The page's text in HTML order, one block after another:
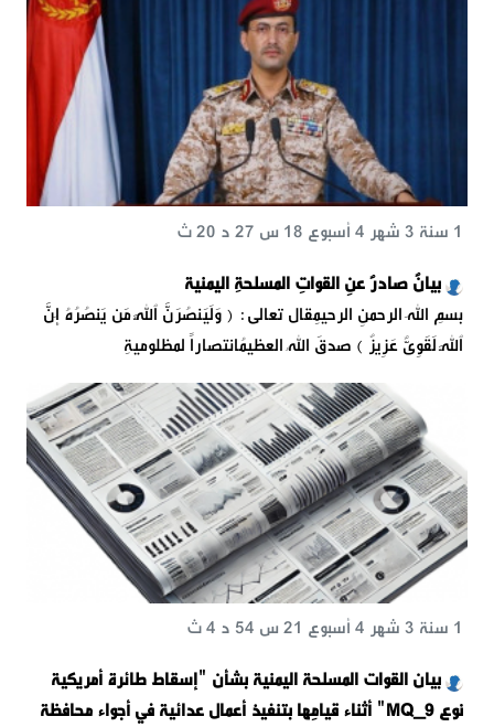
بيانٌ صادرٌ عنِ القواتِ المسلحةِ اليمنية
1 سنة 3 شهر 4 أسبوع 18 س 27 د 20 ث
بسمِ اللهِ الرحمنِ الرحيمِقال تعالى: { وَلَیَنصُرَنَّ ٱللَّهُ مَن یَنصُرُهُۥۤۚ إِنَّ
ٱللَّهَ لَقَوِیٌّ عَزِیزٌ } صدقَ اللهُ العظيمُانتصاراً لمظلوميةِ
بيان القوات المسلحة اليمنية بشأن "إسقاط طائرة أمريكية
نوع MQ_9" أثناء قيامِها بتنفيذ أعمال عدائية في أجواء محافظة
1 سنة 3 شهر 4 أسبوع 21 س 54 د 4 ث